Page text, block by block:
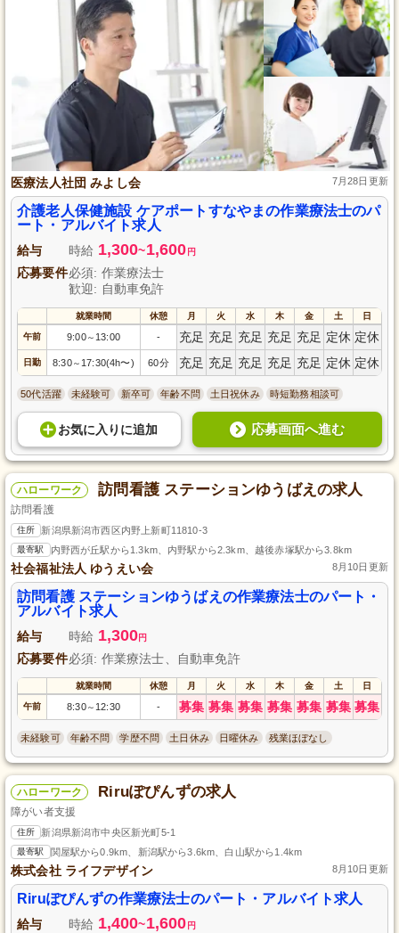
医療法人社団 みよし会 7月28日更新
介護老人保健施設 ケアポートすなやまの作業療法士のパ
ート・アルバイト求人
給与 時給 1,300~1,600 円
応募要件必須: 作業療法士
歓迎: 自動車免許
就業時間 休憩 月 火 水 木 金 土 日
午前 9:00～ 13:00 - 充足 充足 充足 充足 充足 定休 定休
日勤 8:30～ 17:30(4h〜) 60分 充足 充足 充足 充足 充足 定休 定休
50代活躍 未経験可 新卒可 年齢不問 土日祝休み 時短勤務相談可
お気に入り に追加 応募画面へ進む
ハローワーク 訪問看護 ステーションゆうばえの求人
訪問看護
住所 新潟県新潟市西区内野上新町11810-3
最寄駅 内野西が丘駅から1.3km、内野駅から2.3km、越後赤塚駅から3.8km
社会福祉法人 ゆうえい会 8月10日更新
訪問看護 ステーションゆうばえの作業療法士のパート・
アルバイト求人
給与 時給 1,300円
応募要件必須: 作業療法士、自動車免許
就業時間 休憩 月 火 水 木 金 土 日
午前 8:30～ 12:30 - 募集 募集 募集 募集 募集 募集 募集
未経験可 年齢不問 学歴不問 土日休み 日曜休み 残業ほぼなし
ハローワーク Riruぽぴんずの求人
障がい者支援
住所 新潟県新潟市中央区新光町5-1
最寄駅 関屋駅から0.9km、新潟駅から3.6km、白山駅から1.4km
株式会社 ライフデザイン 8月10日更新
Riruぽぴんずの作業療法士のパート・アルバイト求人
給与 時給 1,400~1,600 円